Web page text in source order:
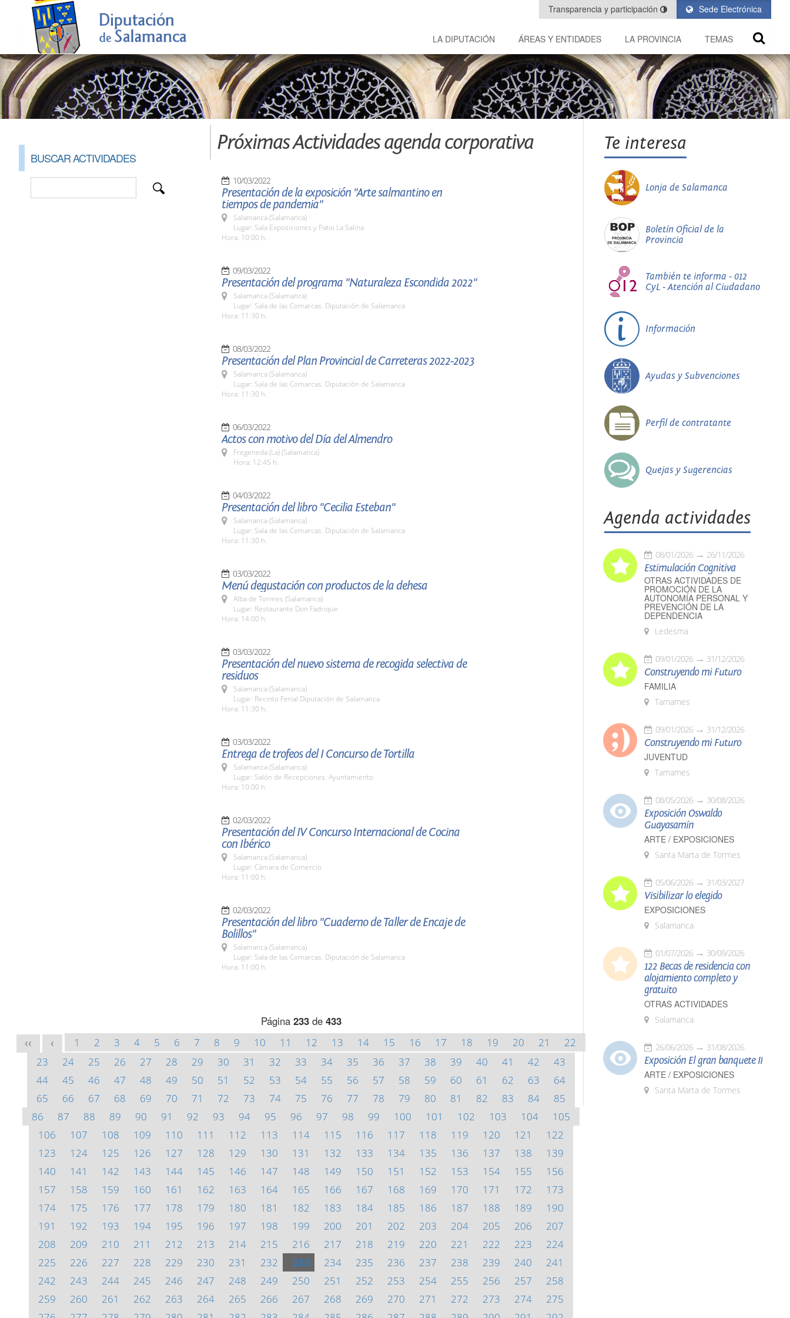
Sede Electrónica
Transparencia y participación
LA DIPUTACIÓN ÁREAS Y ENTIDADES LA PROVINCIA TEMAS
BUSCAR ACTIVIDADES
Próximas Actividades agenda corporativa
10/03/2022
Presentación de la exposición "Arte salmantino en
tiempos de pandemia"
Salamanca (Salamanca)
Lugar: Sala Exposiciones y Patio La Salina
Hora: 10:00 h.
09/03/2022
Presentación del programa "Naturaleza Escondida 2022"
Salamanca (Salamanca)
Lugar: Sala de las Comarcas. Diputación de Salamanca
Hora: 11:30 h.
08/03/2022
Presentación del Plan Provincial de Carreteras 2022-2023
Salamanca (Salamanca)
Lugar: Sala de las Comarcas. Diputación de Salamanca
Hora: 11:30 h.
06/03/2022
Actos con motivo del Día del Almendro
Fregeneda (La) (Salamanca)
Hora: 12:45 h.
04/03/2022
Presentación del libro "Cecilia Esteban"
Salamanca (Salamanca)
Lugar: Sala de las Comarcas. Diputación de Salamanca
Hora: 11:30 h.
03/03/2022
Menú degustación con productos de la dehesa
Alba de Tormes (Salamanca)
Lugar: Restaurante Don Fadrique
Hora: 14:00 h.
03/03/2022
Presentación del nuevo sistema de recogida selectiva de
residuos
Salamanca (Salamanca)
Lugar: Recinto Ferial Diputación de Salamanca
Hora: 11:30 h.
03/03/2022
Entrega de trofeos del I Concurso de Tortilla
Salamanca (Salamanca)
Lugar: Salón de Recepciones. Ayuntamiento
Hora: 10:00 h.
02/03/2022
Presentación del IV Concurso Internacional de Cocina
con Ibérico
Salamanca (Salamanca)
Lugar: Cámara de Comercio
Hora: 11:00 h.
02/03/2022
Presentación del libro "Cuaderno de Taller de Encaje de
Bolillos"
Salamanca (Salamanca)
Lugar: Sala de las Comarcas. Diputación de Salamanca
Hora: 11:00 h.
Página 233de 433
<< < 1 2 3 4 5 6 7 8 9 10 11 12 13 14 15 16 17 18 19 20 21
22
23
24 25 26 27 28 29 30 31 32 33 34 35 36 37 38 39 40 41 42
43
44
45 46 47 48 49 50 51 52 53 54 55 56 57 58 59 60 61 62 63
64
65
66 67 68 69 70 71 72 73 74 75 76 77 78 79 80 81 82 83 84
85
86
87 88 89 90 91 92 93 94 95 96 97 98 99 100 101 102 103 104
105
106
107 108 109 110 111 112 113 114 115 116 117 118 119 120 121
122
123
124 125 126 127 128 129 130 131 132 133 134 135 136 137 138
139
140
141 142 143 144 145 146 147 148 149 150 151 152 153 154 155
156
157
158 159 160 161 162 163 164 165 166 167 168 169 170 171 172
173
174
175 176 177 178 179 180 181 182 183 184 185 186 187 188 189
190
191
192 193 194 195 196 197 198 199 200 201 202 203 204 205 206
207
208
209 210 211 212 213 214 215 216 217 218 219 220 221 222 223
224
225
226 227 228 229 230 231 232 233 234 235 236 237 238 239 240
241
242
243 244 245 246 247 248 249 250 251 252 253 254 255 256 257
258
259
260 261 262 263 264 265 266 267 268 269 270 271 272 273 274
275
Te interesa
Lonja de Salamanca
Boletín Oficial de la
Provincia
También te informa - 012
CyL - Atención al Ciudadano
Información
Ayudas y Subvenciones
Perfil de contratante
Quejas y Sugerencias
Agenda actividades
08/01/2026 26/11/2026
Estimulación Cognitiva
OTRAS ACTIVIDADES DE
PROMOCIÓN DE LA
AUTONOMÍA PERSONAL Y
PREVENCIÓN DE LA
DEPENDENCIA
Ledesma
09/01/2026 31/12/2026
Construyendo mi Futuro
FAMILIA
Tamames
09/01/2026 31/12/2026
Construyendo mi Futuro
JUVENTUD
Tamames
08/05/2026 30/08/2026
Exposición Oswaldo
Guayasamín
ARTE / EXPOSICIONES
Santa Marta de Tormes
05/06/2026 31/03/2027
Visibilizar lo elegido
EXPOSICIONES
Salamanca
01/07/2026 30/09/2026
122 Becas de residencia con
alojamiento completo y
gratuito
OTRAS ACTIVIDADES
Salamanca
26/06/2026 31/08/2026
Exposición El gran banquete II
ARTE / EXPOSICIONES
Santa Marta de Tormes